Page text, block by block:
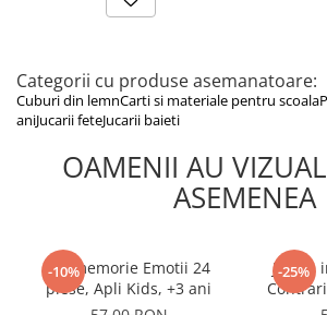
Categorii cu produse asemanatoare:
Cuburi din lemnCarti si materiale pentru scoala
aniJucarii feteJucarii baieti
OAMENII AU
ASEMENEA
-10%
Joc memorie Emotii 24
piese, Apli Kids, +3 ani
-25%
Joc de